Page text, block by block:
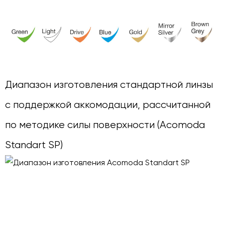
Диапазон изготовления стандартной линзы
с поддержкой аккомодации, рассчитанной
по методике силы поверхности (Acomoda
Standart SP)